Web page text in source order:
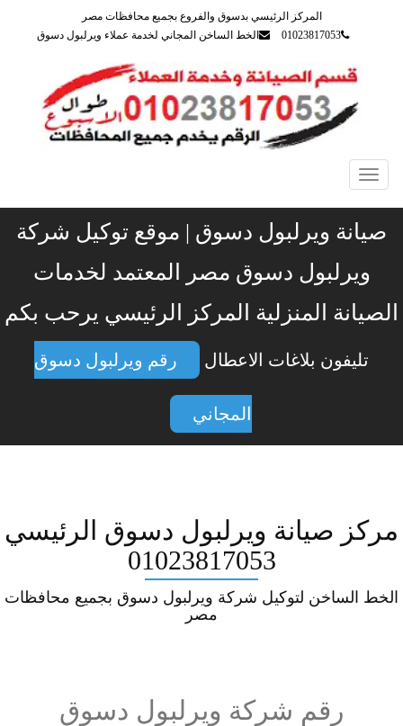
المركز الرئيسي بدسوق والفروع بجميع محافظات مصر
01023817053
الخط الساخن المجاني لخدمة عملاء ويرلبول دسوق
Toggle
navigation
صيانة ويرلبول دسوق | موقع توكيل شركة
ويرلبول دسوق مصر المعتمد لخدمات
الصيانة المنزلية المركز الرئيسي يرحب بكم
تليفون بلاغات الاعطال رقم ويرلبول دسوق
المجاني
مركز صيانة ويرلبول دسوق الرئيسي
01023817053
الخط الساخن لتوكيل شركة ويرلبول دسوق بجميع محافظات
مصر
رقم شركة ويرلبول دسوق